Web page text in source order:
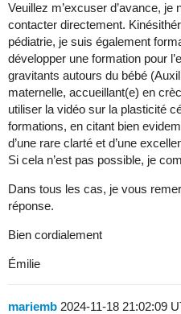
Veuillez m’excuser d’avance, je
contacter directement.
pédiatrie, je suis également
développer une formation pour
gravitants autours du bébé
maternelle, accueillant(e) en
utiliser la vidéo sur la plasticité
formations, en citant bien
d’une rare clarté et d’une
Si cela n’est pas possible, je
Dans tous les cas, je vous
réponse.
Bien cordialement
Émilie
mariemb 2024-11-18 21:02:09